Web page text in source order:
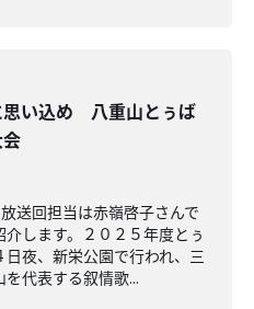
思い込め 八重山とぅば
送回担当は赤嶺啓子さんで
します。２０２５年度とぅ
夜、新栄公園で行われ、三
代表する叙情歌...